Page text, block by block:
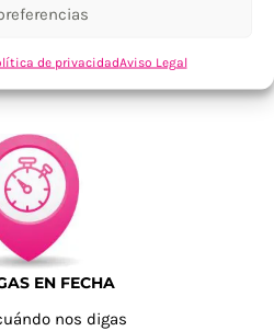
de privacidadAviso Legal
EN FECHA
nos digas